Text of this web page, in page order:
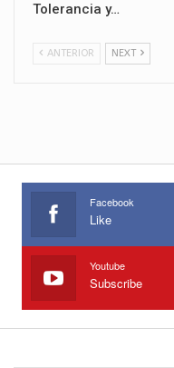
Tolerancia y…
ANTERIOR NEXT
Facebook
Like
Youtube
Subscribe